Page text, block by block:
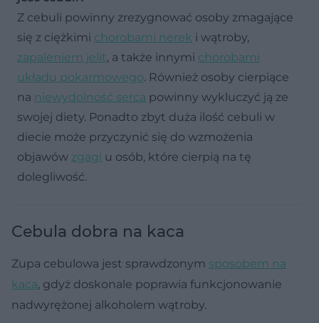
Z cebuli powinny zrezygnować osoby zmagające
się z ciężkimi chorobami nerek i wątroby,
zapaleniem jelit, a także innymi chorobami
układu pokarmowego. Również osoby cierpiące
na niewydolność serca powinny wykluczyć ją ze
swojej diety. Ponadto zbyt duża ilość cebuli w
diecie może przyczynić się do wzmożenia
objawów zgagi u osób, które cierpią na tę
dolegliwość.
Cebula dobra na kaca
Zupa cebulowa jest sprawdzonym sposobem na
kaca, gdyż doskonale poprawia funkcjonowanie
nadwyrężonej alkoholem wątroby.